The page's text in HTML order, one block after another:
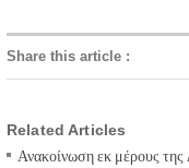
Share this article :
Related Articles
Ανακοίνωση εκ μέρους της